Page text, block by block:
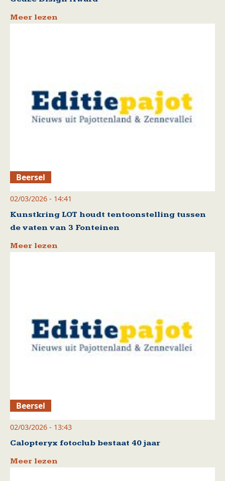
Meer lezen
Beersel
02/03/2026 - 14:41
Kunstkring LOT houdt tentoonstelling tussen
de vaten van 3 Fonteinen
Meer lezen
Beersel
02/03/2026 - 13:43
Calopteryx fotoclub bestaat 40 jaar
Meer lezen